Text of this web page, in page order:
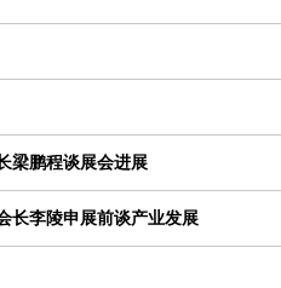
梁鹏程谈展会进展
长李陵申展前谈产业发展